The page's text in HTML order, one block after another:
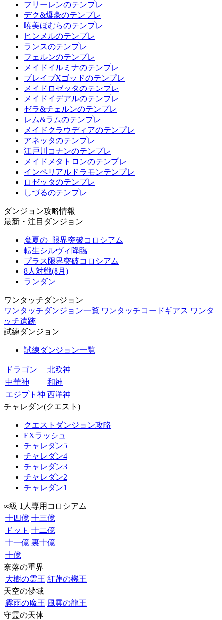
フリーレンのテンプレ
デク&爆豪のテンプレ
暁美ほむらのテンプレ
ヒンメルのテンプレ
ランスのテンプレ
フェルンのテンプレ
メイドイルミナのテンプレ
ブレイブXゴッドのテンプレ
メイドロゼッタのテンプレ
メイドイデアルのテンプレ
ゼラ&チェルンのテンプレ
レム&ラムのテンプレ
メイドクラウディアのテンプレ
アネッタのテンプレ
江戸川コナンのテンプレ
メイドメタトロンのテンプレ
インペリアルドラモンテンプレ
ロゼッタのテンプレ
しづるのテンプレ
ダンジョン攻略情報
最新・注目ダンジョン
魔夏の+限界突破コロシアム
転生シルヴィ降臨
プラス限界突破コロシアム
8人対戦(8月)
ランダン
ワンタッチダンジョン
ワンタッチダンジョン一覧 ワンタッチコードギアス ワンタ
ッチ遺跡
試練ダンジョン
試練ダンジョン一覧
ドラゴン
北欧神
中華神
和神
エジプト神 西洋神
チャレダン(クエスト)
クエストダンジョン攻略
EXラッシュ
チャレダン5
チャレダン4
チャレダン3
チャレダン2
チャレダン1
∞級 1人専用コロシアム
十四億 十三億
ドット 十二億
十一億 裏十億
十億
奈落の重界
大樹の霊王 紅蓮の機王
天空の儚域
霧雨の魔王 風雲の龍王
守霊の天体